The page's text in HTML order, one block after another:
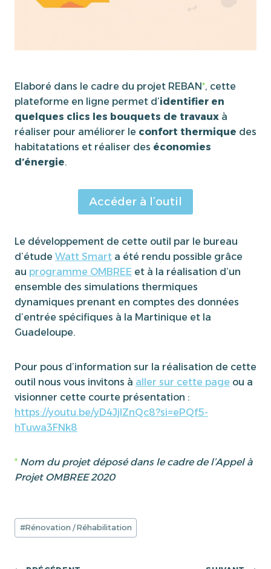
Elaboré dans le cadre du projet REBAN*, cette
plateforme en ligne permet d’identifier en
quelques clics les bouquets de travaux à
réaliser pour améliorer le confort thermique des
habitatations et réaliser des économies
d’énergie.
Accéder à l’outil
Le développement de cette outil par le bureau
d’étude Watt Smart a été rendu possible grâce
au programme OMBREE et à la réalisation d’un
ensemble des simulations thermiques
dynamiques prenant en comptes des données
d’entrée spécifiques à la Martinique et la
Guadeloupe.
Pour pous d’information sur la réalisation de cette
outil nous vous invitons à aller sur cette page ou a
visionner cette courte présentation :
https://youtu.be/yD4JjlZnQc8?si=ePQf5-
hTuwa3FNk8
* Nom du projet déposé dans le cadre de l’Appel à
Projet OMBREE 2020
Étiquettes
de
publication :
#Rénovation / Réhabilitation